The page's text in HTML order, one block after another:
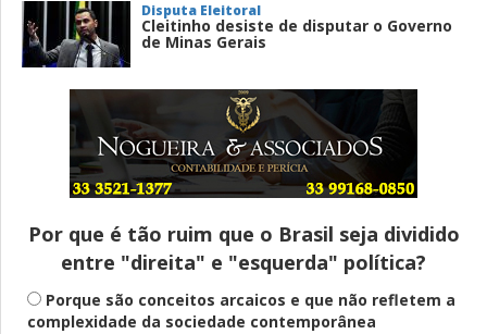
Disputa Eleitoral
Cleitinho desiste de disputar o Governo
de Minas Gerais
Entenda
Pix Pensão Alimentícia: entenda o que é
e como solicitar
Saúde Mental
Plataforma oferece escuta em saúde
mental para jovens no SUS Digital
Por que é tão ruim que o Brasil seja dividido
entre "direita" e "esquerda" política?
Porque são conceitos arcaicos e que não refletem a
complexidade da sociedade contemporânea